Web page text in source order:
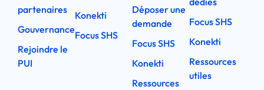
partenaires
Gouvernance
Rejoindre le
PUI
Konekti
Focus SHS
Déposer une
demande
Focus SHS
Konekti
Ressources
Focus SHS
Konekti
Ressources
utiles